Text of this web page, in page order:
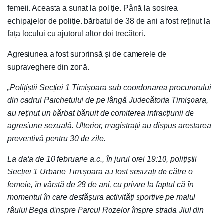
femeii. Aceasta a sunat la poliție. Până la sosirea
echipajelor de poliție, bărbatul de 38 de ani a fost reținut la
fața locului cu ajutorul altor doi trecători.
Agresiunea a fost surprinsă și de camerele de
supraveghere din zonă.
„Polițiștii Secției 1 Timișoara sub coordonarea procurorului
din cadrul Parchetului de pe lângă Judecătoria Timișoara,
au reținut un bărbat bănuit de comiterea infracțiunii de
agresiune sexuală. Ulterior, magistrații au dispus arestarea
preventivă pentru 30 de zile.
La data de 10 februarie a.c., în jurul orei 19:10, polițiștii
Secției 1 Urbane Timișoara au fost sesizați de către o
femeie, în vârstă de 28 de ani, cu privire la faptul că în
momentul în care desfășura activități sportive pe malul
râului Bega dinspre Parcul Rozelor înspre strada Jiul din